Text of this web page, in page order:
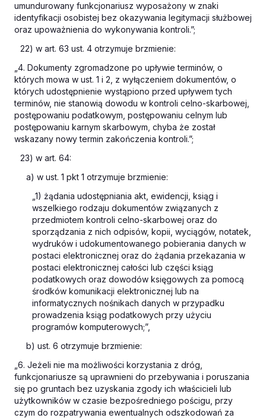
umundurowany funkcjonariusz wyposażony w znaki
identyfikacji osobistej bez okazywania legitymacji służbowej
oraz upoważnienia do wykonywania kontroli.”;
22) w art. 63 ust. 4 otrzymuje brzmienie:
„4. Dokumenty zgromadzone po upływie terminów, o
których mowa w ust. 1 i 2, z wyłączeniem dokumentów, o
których udostępnienie wystąpiono przed upływem tych
terminów, nie stanowią dowodu w kontroli celno-skarbowej,
postępowaniu podatkowym, postępowaniu celnym lub
postępowaniu karnym skarbowym, chyba że został
wskazany nowy termin zakończenia kontroli.”;
23) w art. 64:
a) w ust. 1 pkt 1 otrzymuje brzmienie:
„1) żądania udostępniania akt, ewidencji, ksiąg i
wszelkiego rodzaju dokumentów związanych z
przedmiotem kontroli celno-skarbowej oraz do
sporządzania z nich odpisów, kopii, wyciągów, notatek,
wydruków i udokumentowanego pobierania danych w
postaci elektronicznej oraz do żądania przekazania w
postaci elektronicznej całości lub części ksiąg
podatkowych oraz dowodów księgowych za pomocą
środków komunikacji elektronicznej lub na
informatycznych nośnikach danych w przypadku
prowadzenia ksiąg podatkowych przy użyciu
programów komputerowych;”,
b) ust. 6 otrzymuje brzmienie:
„6. Jeżeli nie ma możliwości korzystania z dróg,
funkcjonariusze są uprawnieni do przebywania i poruszania
się po gruntach bez uzyskania zgody ich właścicieli lub
użytkowników w czasie bezpośredniego pościgu, przy
czym do rozpatrywania ewentualnych odszkodowań za